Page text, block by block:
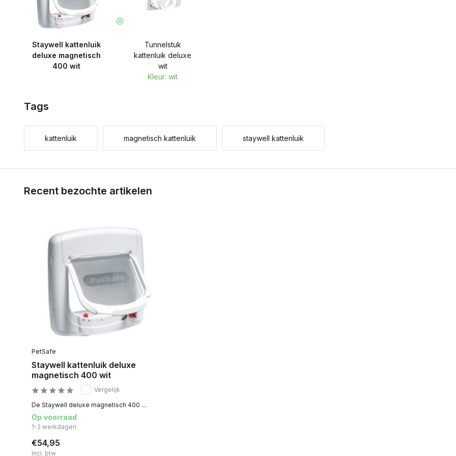
Staywell kattenluik
deluxe magnetisch
400 wit
Tunnelstuk
kattenluik deluxe
wit
Kleur: wit
Tags
kattenluik magnetisch kattenluik staywell kattenluik
Recent bezochte artikelen
PetSafe
Staywell kattenluik deluxe
magnetisch 400 wit
Vergelijk
De Staywell deluxe magnetisch 400 ...
Op voorraad
1-2 werkdagen
€54,95
Incl. btw